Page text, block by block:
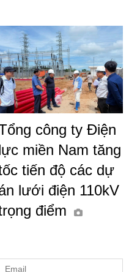
công ty Điện
miền Nam tăng
tiến độ các dự
lưới điện 110kV
điểm